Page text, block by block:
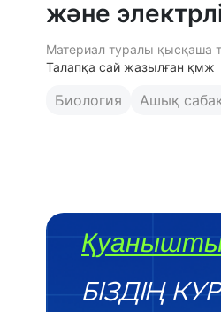
және
Материал туралы қысқаша
Талапқа сай жазылған қмж
Биология Ашық
БІЗДІҢ